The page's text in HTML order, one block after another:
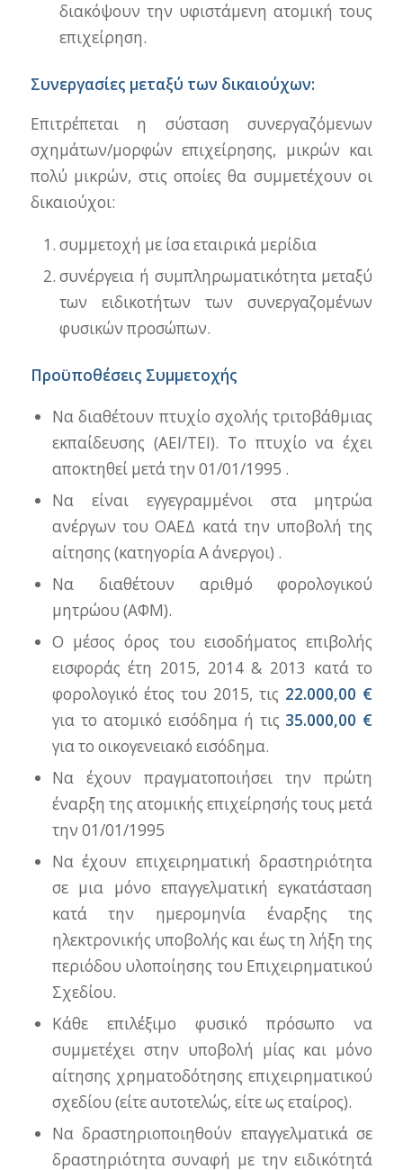
διακόψουν την υφιστάμενη ατομική τους
επιχείρηση.
Συνεργασίες μεταξύ των δικαιούχων:
Επιτρέπεται η σύσταση συνεργαζόμενων
σχημάτων/μορφών επιχείρησης, μικρών και
πολύ μικρών, στις οποίες θα συμμετέχουν οι
δικαιούχοι:
συμμετοχή με ίσα εταιρικά μερίδια
συνέργεια ή συμπληρωματικότητα μεταξύ
των ειδικοτήτων των συνεργαζομένων
φυσικών προσώπων.
Προϋποθέσεις Συμμετοχής
Να διαθέτουν πτυχίο σχολής τριτοβάθμιας
εκπαίδευσης (ΑΕΙ/ΤΕΙ). Το πτυχίο να έχει
αποκτηθεί μετά την 01/01/1995 .
Να είναι εγγεγραμμένοι στα μητρώα
ανέργων του ΟΑΕΔ κατά την υποβολή της
αίτησης (κατηγορία Α άνεργοι) .
Να διαθέτουν αριθμό φορολογικού
μητρώου (ΑΦΜ).
Ο μέσος όρος του εισοδήματος επιβολής
εισφοράς έτη 2015, 2014 & 2013 κατά το
φορολογικό έτος του 2015, τις 22.000,00 €
για το ατομικό εισόδημα ή τις 35.000,00 €
για το οικογενειακό εισόδημα.
Να έχουν πραγματοποιήσει την πρώτη
έναρξη της ατομικής επιχείρησής τους μετά
την 01/01/1995
Να έχουν επιχειρηματική δραστηριότητα
σε μια μόνο επαγγελματική εγκατάσταση
κατά την ημερομηνία έναρξης της
ηλεκτρονικής υποβολής και έως τη λήξη της
περιόδου υλοποίησης του Επιχειρηματικού
Σχεδίου.
Κάθε επιλέξιμο φυσικό πρόσωπο να
συμμετέχει στην υποβολή μίας και μόνο
αίτησης χρηματοδότησης επιχειρηματικού
σχεδίου (είτε αυτοτελώς, είτε ως εταίρος).
Να δραστηριοποιηθούν επαγγελματικά σε
δραστηριότητα συναφή με την ειδικότητά